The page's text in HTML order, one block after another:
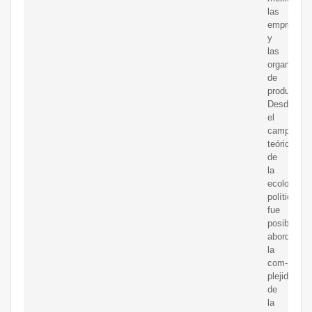
las
empresas
y
las
de
Desde
el
campo
teórico
de
la
ecología
política
fue
posible
abordar
la
com-
plejidad
de
la